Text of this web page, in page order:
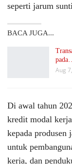
seperti jarum
BACA JUGA...
pada…
Aug
Di awal tahun
kredit modal
kepada produsen
untuk
kerja, dan